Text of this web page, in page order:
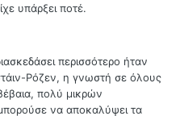
υπάρξει ποτέ.
περισσότερο ήταν
Ρόζεν, η γνωστή σε όλους
πολύ μικρών
να αποκαλύψει τα